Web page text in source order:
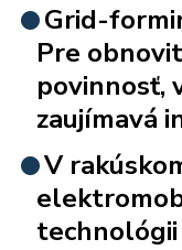
Grid-
Pre
povinnosť,
zaujímavá
V